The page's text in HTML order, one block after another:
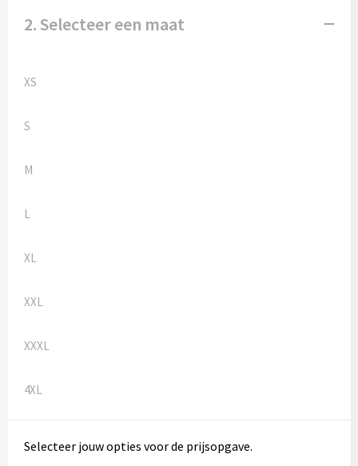
Vesten
Bivakmuts test
2. Selecteer een maat
XS
S
M
L
XL
XXL
XXXL
4XL
Selecteer jouw opties voor de prijsopgave.